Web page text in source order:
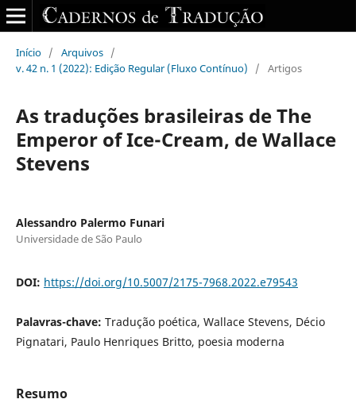
Início / Arquivos /
v. 42 n. 1 (2022): Edição Regular (Fluxo Contínuo)
/ Artigos
As traduções brasileiras de The
Emperor of Ice-Cream, de Wallace
Stevens
Alessandro Palermo Funari
Universidade de São Paulo
DOI: https://doi.org/10.5007/2175-7968.2022.e79543
Palavras-chave: Tradução poética, Wallace Stevens, Décio
Pignatari, Paulo Henriques Britto, poesia moderna
Resumo